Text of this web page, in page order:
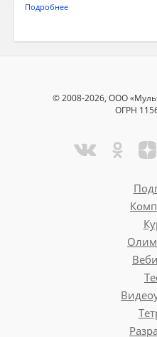
Подробнее
© 2008-2026, ООО
ОГРН